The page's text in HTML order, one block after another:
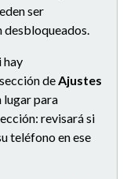
ser
desbloqueados.
hay
deAjustes
lugar para
revisará si
teléfono en ese